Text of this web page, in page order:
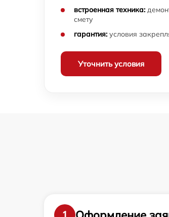
встроенная техника:
смету
гарантия: условия
Уточнить условия